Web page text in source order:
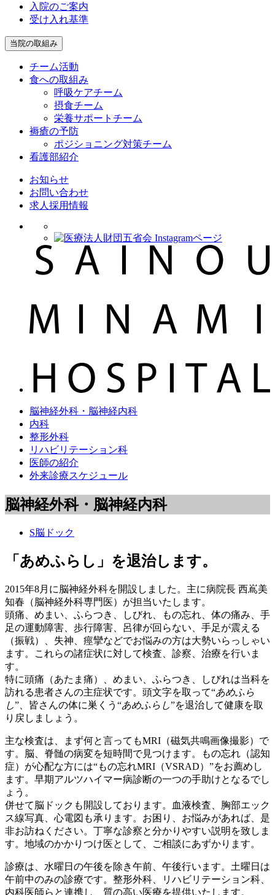
入院のご案内
受け入れ基準
当院の取組み
チーム活動
食への取組み
呼吸ケアチーム
摂食チーム
栄養サポートチーム
褥瘡の予防
ポジショニング対策チーム
看護部紹介
お知らせ
お問い合わせ
求人採用情報
脳神経外科・脳神経内科
内科
整形外科
リハビリテーション科
医師の紹介
外来診療スケジュール
脳神経外科・脳神経内科
S脳ドック
「あめふらし」を退治します。
2015年8月に脳神経外科を開設しました。主に病院長 西嶌美
知春（脳神経外科専門医）が担当いたします。
頭痛、めまい、ふらつき、しびれ、もの忘れ、体の痛み、手
足の運動障害、歩行障害、呂律が回らない、手足が震える
（振戦）、失神、痙攣などでお悩みの方は大勢いらっしゃい
ます。これらの諸症状に対して検査、診察、治療を行いま
す。
特に頭痛（あたま痛）、めまい、ふらつき、しびれは当科を
訪れる患者さんの主症状です。頭文字を取って“あめふら
し”、皆さんの体に巣くう“あめふらし”を退治して健康を取
り戻しましょう。
主な検査は、まず何と言ってもMRI（磁気共鳴画像撮影）で
す。脳、脊髄の病変を短時間で見つけます。もの忘れ（認知
症）が心配な方には“もの忘れMRI（VSRAD）”をお薦めし
ます。早期アルツハイマー病診断の一つの手助けとなるでし
ょう。
併せて脳ドックも開設しております。血液検査、胸部エック
ス線写真、心電図も承ります。お困り、お悩みがあれば、是
非お訪ねください。丁寧な診察と分かりやすい説明を致しま
す。地域のかかりつけ医として、ご相談にあずかります。
診療は、水曜日の午後を除き午前、午後行います。土曜日は
午前中のみの診療です。整形外科、リハビリテーション科、
内科医師らと連携し、質の高い医療を提供いたします。